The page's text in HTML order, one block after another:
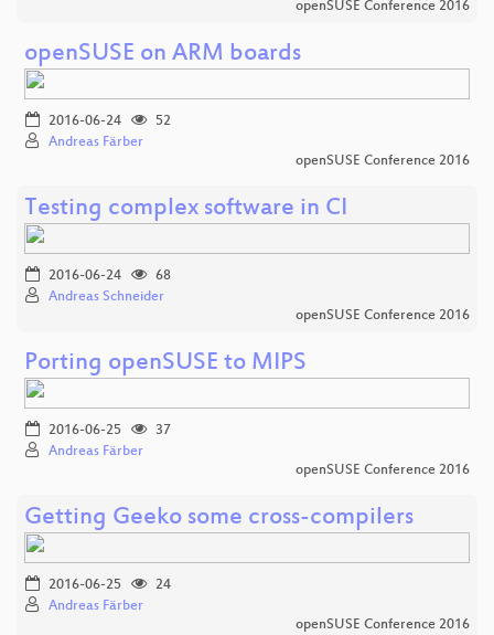
openSUSE Conference 2016
openSUSE on ARM boards
2016-06-24
52
Andreas Färber
openSUSE Conference 2016
Testing complex software in CI
2016-06-24
68
Andreas Schneider
openSUSE Conference 2016
Porting openSUSE to MIPS
2016-06-25
37
Andreas Färber
openSUSE Conference 2016
Getting Geeko some cross-compilers
2016-06-25
24
Andreas Färber
openSUSE Conference 2016